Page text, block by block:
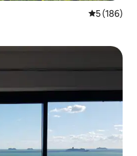
平均评分 5
5 (186)